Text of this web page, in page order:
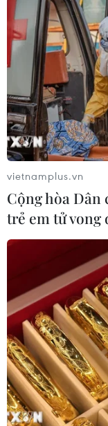
TIN CÙNG
vietnamplus.vn
Cộng hòa Dân
trẻ em tử vong